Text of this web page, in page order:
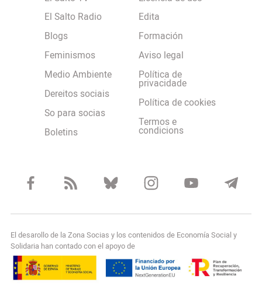
El Salto Radio
Blogs
Feminismos
Medio Ambiente
Dereitos sociais
So para socias
Boletins
Edita
Formación
Aviso legal
Política de
privacidade
Política de cookies
Termos e
condicions
El desarollo de la Zona Socias y los contenidos de Economía Social y
Solidaria han contado con el apoyo de